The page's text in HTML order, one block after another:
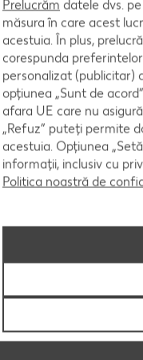
Prelucrăm datele dvs.
măsura în care acest
acestuia. În plus,
corespunda
personalizat (publicitar)
opțiunea „Sunt de
afara UE care nu
„Refuz” puteți permite
acestuia. Opțiunea
informații, inclusiv cu
Politica noastră de